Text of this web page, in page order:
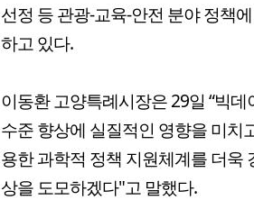
선정 등 관광-교육-안전 분야 정책
하고 있다.
이동환 고양특례시장은 29일 “빅
수준 향상에 실질적인 영향을 미치
용한 과학적 정책 지원체계를 더욱
상을 도모하겠다"고 말했다.